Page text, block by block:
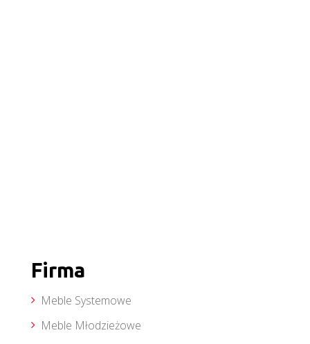
Firma
Meble Systemowe
Meble Młodzieżowe